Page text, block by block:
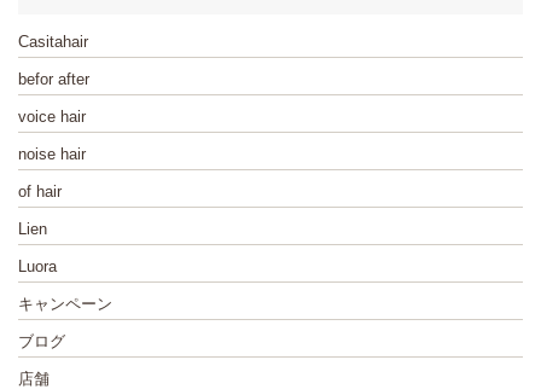
Casitahair
befor after
voice hair
noise hair
of hair
Lien
Luora
キャンペーン
ブログ
店舗